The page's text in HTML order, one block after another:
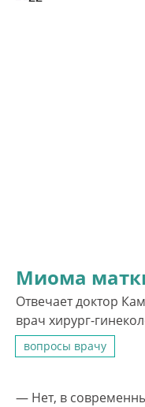
Миома
Отвечает доктор
врач хирург-
вопросы врачу
— Нет, в